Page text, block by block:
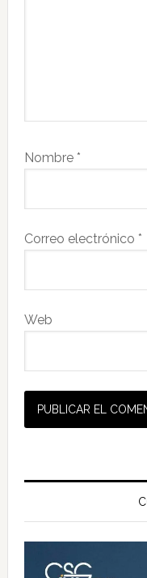
Nombre *
Correo electrónico *
Web
Barra
principal